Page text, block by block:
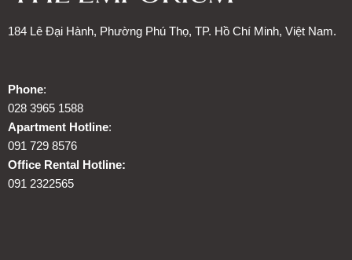
184 Lê Đại Hành, Phường Phú Thọ, TP. Hồ Chí Minh, Việt Nam.
Phone:
028 3965 1588
Apartment Hotline:
091 729 8576
Office Rental Hotline:
091 2322565